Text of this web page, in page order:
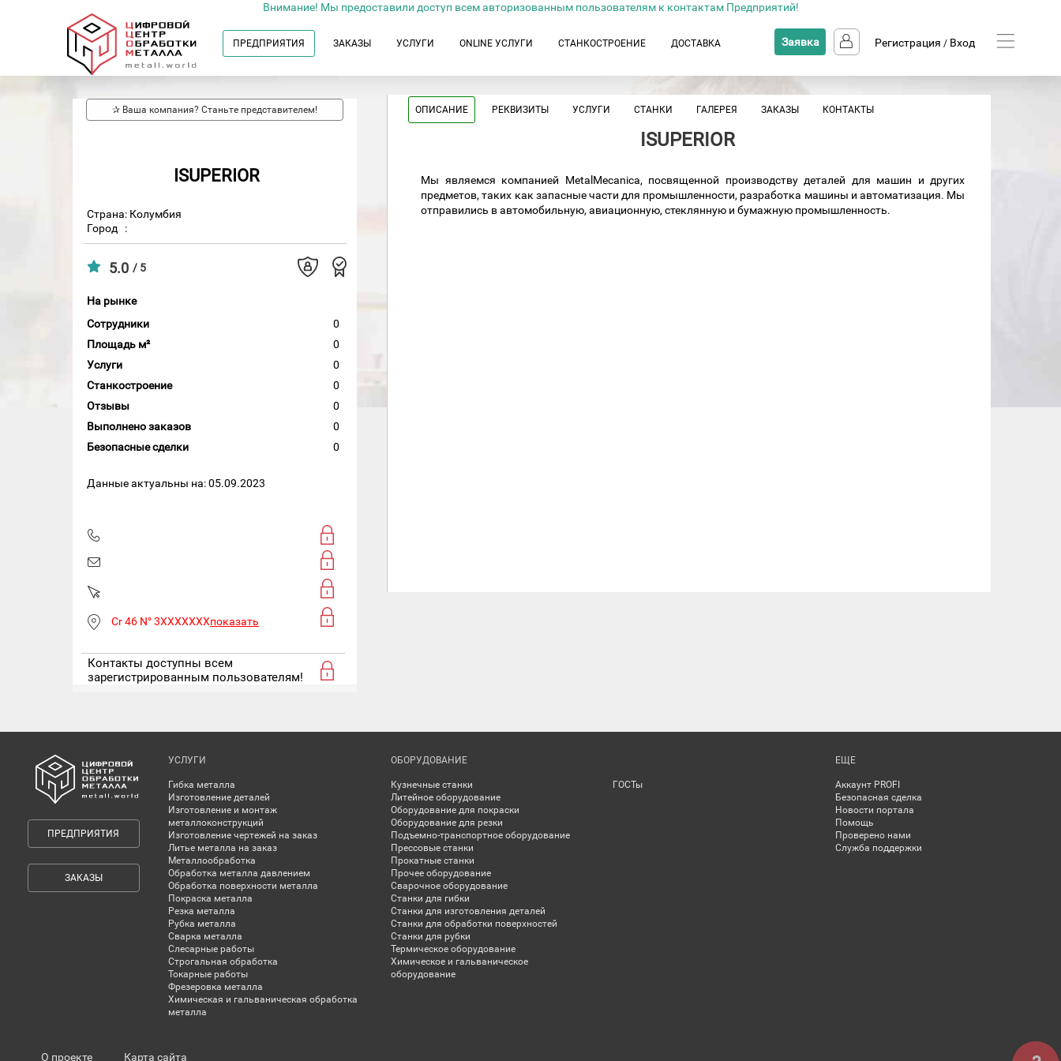
Внимание! Мы предоставили доступ всем авторизованным пользователям к контактам Предприятий!
ПРЕДПРИЯТИЯ ЗАКАЗЫ УСЛУГИ ONLINE УСЛУГИ СТАНКОСТРОЕНИЕ ДОСТАВКА Заявка Регистрация / Вход
✰ Ваша компания? Станьте представителем!
ISUPERIOR
Страна: Колумбия
Город
:
5.0 / 5
На рынке
Сотрудники
0
Площадь м²
0
Услуги
0
Станкостроение
0
Отзывы
0
Выполнено заказов
0
Безопасные сделки
0
Данные актуальны на: 05.09.2023
Cr 46 N° 3XXXXXXXпоказать
Контакты доступны всем
зарегистрированным пользователям!
ОПИСАНИЕ РЕКВИЗИТЫ УСЛУГИ СТАНКИ ГАЛЕРЕЯ ЗАКАЗЫ КОНТАКТЫ
ISUPERIOR
Мы являемся компанией MetalMecanica, посвященной производству деталей для машин и других
предметов, таких как запасные части для промышленности, разработка машины и автоматизация. Мы
отправились в автомобильную, авиационную, стеклянную и бумажную промышленность.
ПРЕДПРИЯТИЯ
ЗАКАЗЫ
УСЛУГИ
Гибка металла
Изготовление деталей
Изготовление и монтаж
металлоконструкций
Изготовление чертежей на заказ
Литье металла на заказ
Металлообработка
Обработка металла давлением
Обработка поверхности металла
Покраска металла
Резка металла
Рубка металла
Сварка металла
Слесарные работы
Строгальная обработка
Токарные работы
Фрезеровка металла
Химическая и гальваническая обработка
металла
ОБОРУДОВАНИЕ
Кузнечные станки
Литейное оборудование
Оборудование для покраски
Оборудование для резки
Подъемно-транспортное оборудование
Прессовые станки
Прокатные станки
Прочее оборудование
Сварочное оборудование
Станки для гибки
Станки для изготовления деталей
Станки для обработки поверхностей
Станки для рубки
Термическое оборудование
Химическое и гальваническое
оборудование
ГОСТы
ЕЩЕ
Аккаунт PROFI
Безопасная сделка
Новости портала
Помощь
Проверено нами
Служба поддержки
О проекте Карта сайта